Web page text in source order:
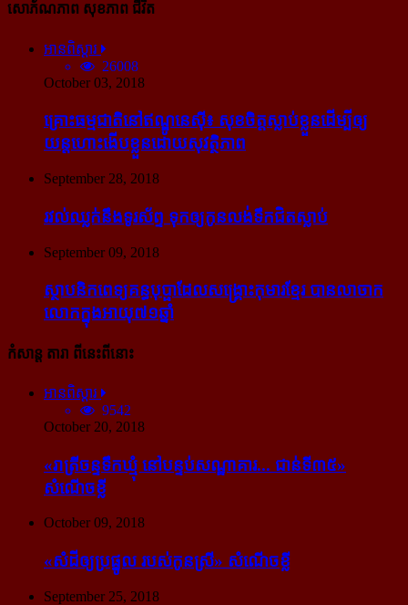
សោភ័ណភាព សុខភាព ជីវិត
អានពិស្ដារ
26008
October 03, 2018
គ្រោះធម្មជាតិនៅឥណ្ឌូនេស៊ី៖ សុខចិត្ត​ស្លាប់​ខ្លួន​ដើម្បី​ឲ្យ​
យន្ដហោះ​ងើប​ខ្លួន​ដោយ​សុវត្ថិភាព
September 28, 2018
រវល់​ឈ្លក់​នឹង​ទូរស័ព្ទ ទុក​ឲ្យ​កូន​លង់​ទឹក​ជិត​ស្លាប់
September 09, 2018
ស្ថាបនិក​ពេទ្យ​គន្ធបុប្ផា​ដែល​សង្គ្រោះ​កុមារ​ខ្មែរ​ បាន​លាចាក​
លោក​ក្នុង​អាយុ​៧១ឆ្នាំ
កំសាន្ដ តារា ពីនេះពីនោះ
អានពិស្ដារ
9542
October 20, 2018
«រាត្រីចន្ទទឹកឃ្មុំ នៅបន្ទប់សណ្ឋាគារ... ជាន់ទី៣៥»
សំណើចខ្លី
October 09, 2018
«សំដី​ឲ្យ​ប្រផ្នូល របស់​កូនស្រី» សំណើចខ្លី
September 25, 2018